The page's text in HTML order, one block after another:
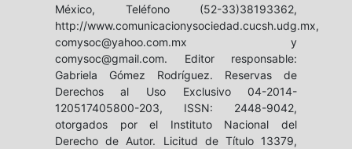
México, Teléfono (52-33)38193362,
http://www.comunicacionysociedad.cucsh.udg.mx,
comysoc@yahoo.com.mx y
comysoc@gmail.com. Editor responsable:
Gabriela Gómez Rodríguez. Reservas de
Derechos al Uso Exclusivo 04-2014-
120517405800-203, ISSN: 2448-9042,
otorgados por el Instituto Nacional del
Derecho de Autor. Licitud de Título 13379,